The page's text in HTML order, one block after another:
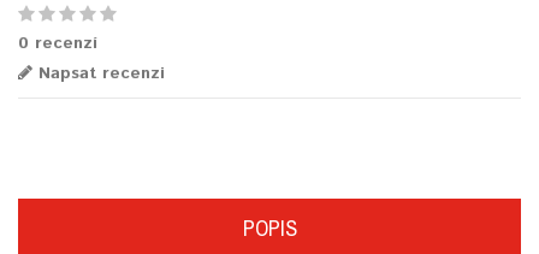
0 recenzí
Napsat recenzi
POPIS